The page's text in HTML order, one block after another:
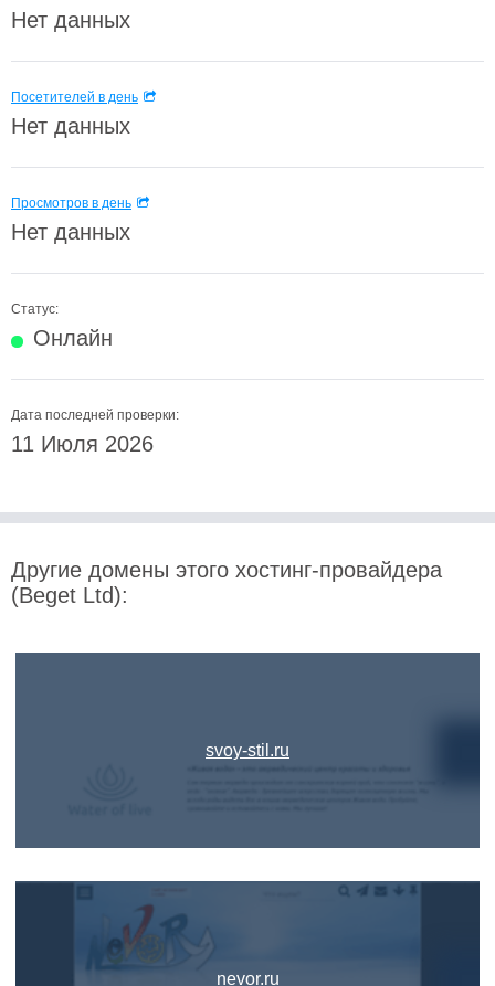
Нет данных
Посетителей в день
Нет данных
Просмотров в день
Нет данных
Статус:
Онлайн
Дата последней проверки:
11 Июля 2026
Другие домены этого хостинг-провайдера
(Beget Ltd):
svoy-stil.ru
nevor.ru